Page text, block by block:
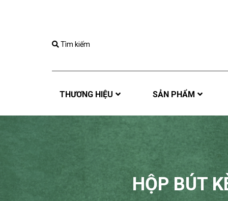
Tìm kiếm
THƯƠNG HIỆU SẢN PHẨM
HỘP BÚT